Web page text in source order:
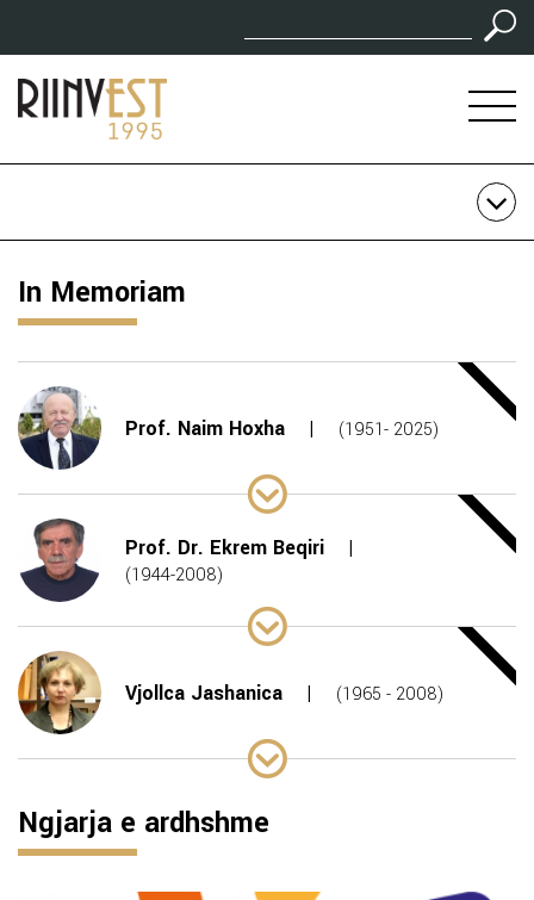
In Memoriam
Prof. Naim Hoxha (1951- 2025)
Prof. Dr. Ekrem Beqiri
(1944-2008)
Vjollca Jashanica (1965 - 2008)
Ngjarja e ardhshme